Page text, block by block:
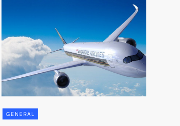
GENERAL